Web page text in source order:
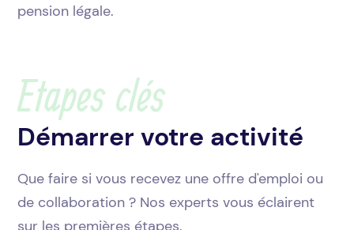
pension légale.
Etapes clés
Démarrer votre activité
Que faire si vous recevez une offre d'emploi ou
de collaboration ? Nos experts vous éclairent
sur les premières étapes.